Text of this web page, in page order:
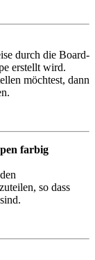
durch die Board-
erstellt wird.
möchtest, dann
farbig
so dass